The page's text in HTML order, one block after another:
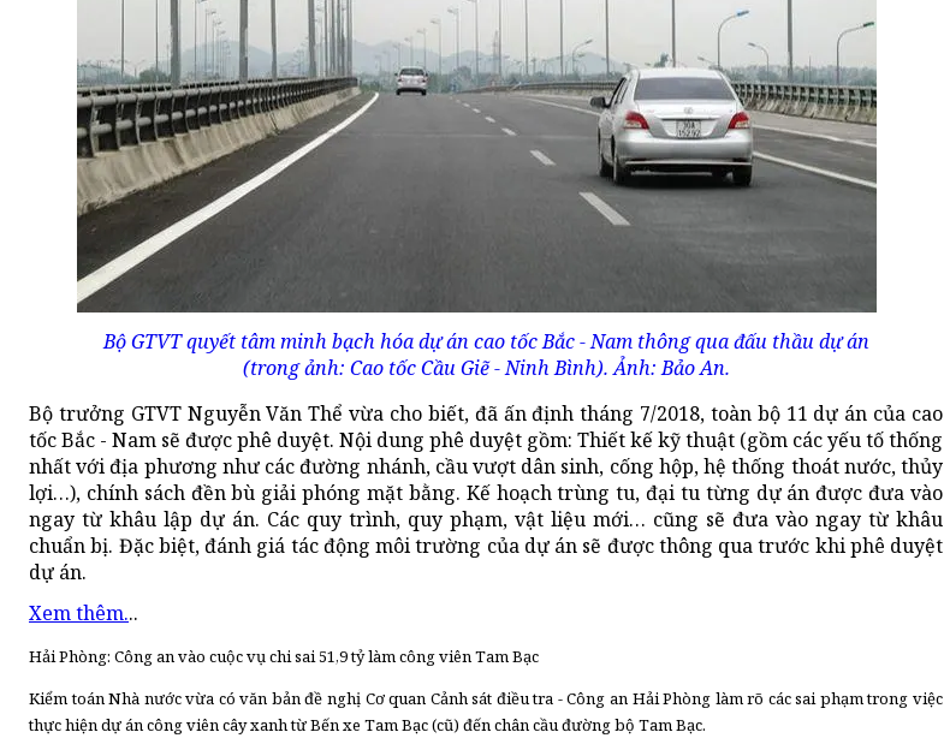
Bộ GTVT quyết tâm minh bạch hóa dự án cao tốc Bắc - Nam thông qua đấu thầu dự án
(trong ảnh: Cao tốc Cầu Giẽ - Ninh Bình). Ảnh: Bảo An.
Bộ trưởng GTVT Nguyễn Văn Thể vừa cho biết, đã ấn định tháng 7/2018, toàn bộ 11 dự án của cao
tốc Bắc - Nam sẽ được phê duyệt. Nội dung phê duyệt gồm: Thiết kế kỹ thuật (gồm các yếu tố thống
nhất với địa phương như các đường nhánh, cầu vượt dân sinh, cống hộp, hệ thống thoát nước, thủy
lợi…), chính sách đền bù giải phóng mặt bằng. Kế hoạch trùng tu, đại tu từng dự án được đưa vào
ngay từ khâu lập dự án. Các quy trình, quy phạm, vật liệu mới… cũng sẽ đưa vào ngay từ khâu
chuẩn bị. Đặc biệt, đánh giá tác động môi trường của dự án sẽ được thông qua trước khi phê duyệt
dự án.
Xem thêm...
Hải Phòng: Công an vào cuộc vụ chi sai 51,9 tỷ làm công viên Tam Bạc
Kiểm toán Nhà nước vừa có văn bản đề nghị Cơ quan Cảnh sát điều tra - Công an Hải Phòng làm rõ các sai phạm trong việc
thực hiện dự án công viên cây xanh từ Bến xe Tam Bạc (cũ) đến chân cầu đường bộ Tam Bạc.